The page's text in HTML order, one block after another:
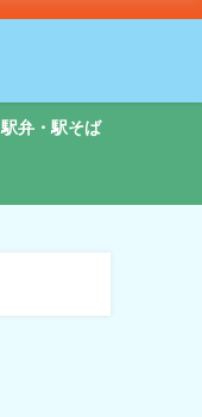
駅弁・駅そば